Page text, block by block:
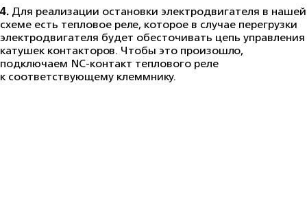
4.Для реализации остановки электродвигателя в нашей
схеме есть тепловое реле, которое в случае перегрузки
электродвигателя будет обесточивать цепь управления
катушек контакторов. Чтобы это произошло,
подключаем NC-контакт теплового реле
к соответствующему клеммнику.